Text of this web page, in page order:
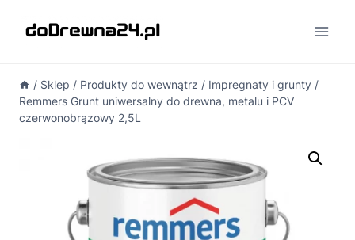
/ Sklep / Produkty do wewnątrz / Impregnaty i grunty /
Remmers Grunt uniwersalny do drewna, metalu i PCV
czerwonobrązowy 2,5L